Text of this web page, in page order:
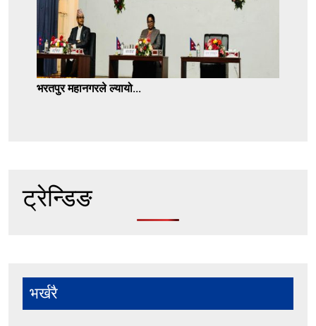
भरतपुर महानगरले ल्यायो...
ट्रेन्डिङ
भर्खरै